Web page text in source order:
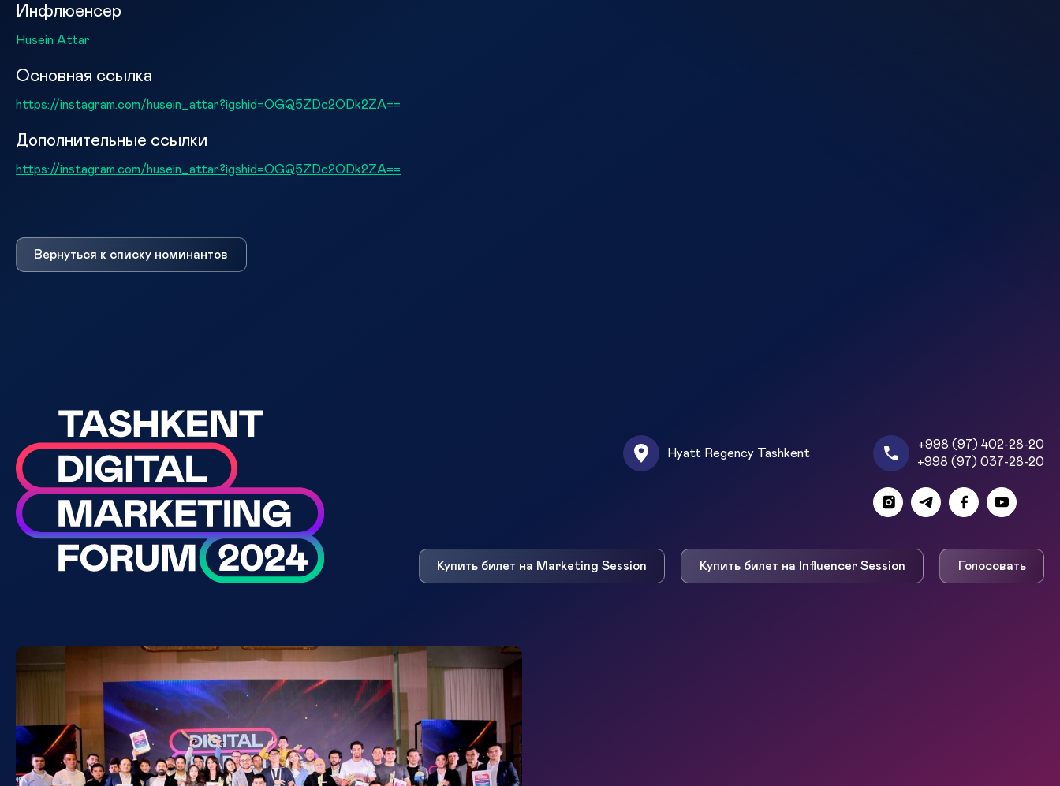
Инфлюенсер
Husein Attar
Основная ссылка
https://instagram.com/husein_attar?igshid=OGQ5ZDc2ODk2ZA==
Дополнительные ссылки
https://instagram.com/husein_attar?igshid=OGQ5ZDc2ODk2ZA==
Вернуться к списку номинантов
Hyatt Regency Tashkent
+998 (97) 402-28-20
+998 (97) 037-28-20
Купить билет на Marketing Session Купить билет на Influencer Session Голосовать